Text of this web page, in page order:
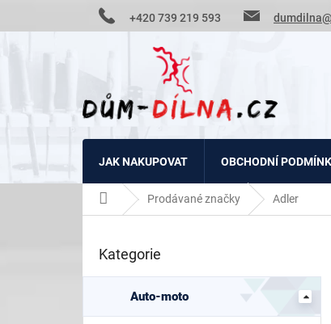
+420 739 219 593
JAK NAKUPOVAT OBCHODNÍ
Domů Prodávané značky Adler
t
a
Přeskočit
Kategorie
Auto-moto